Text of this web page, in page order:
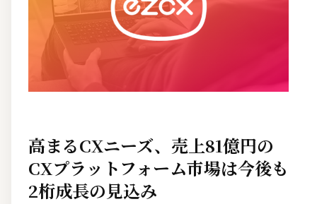
高まるCXニーズ、売上81億円の
CXプラットフォーム市場は今後も
2桁成長の見込み